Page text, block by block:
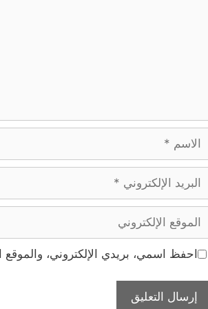
الاسم
البريد
الإلكتروني
الموقع
الإلكتروني
احفظ اسمي، بريدي الإلكتروني،